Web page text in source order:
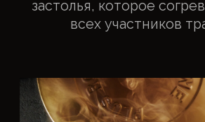
Премиальное мясо, говядина
вагю и Dry Aged
Меню ресторана